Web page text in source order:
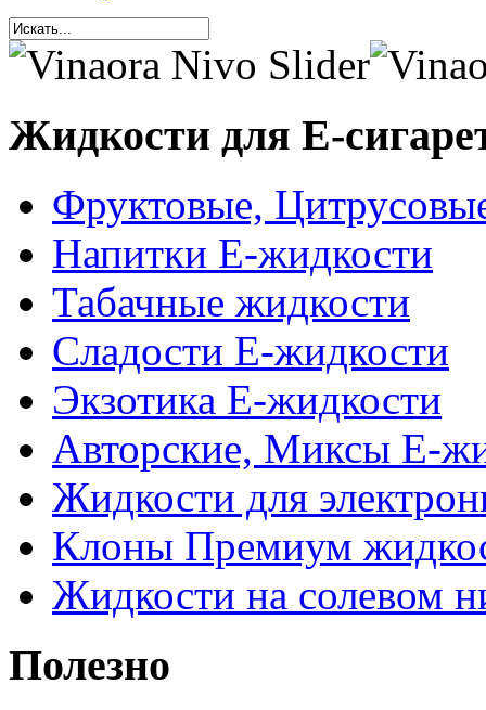
Жидкости для Е-
Фруктовые,
Напитки Е-жидкости
Табачные жидкости
Сладости Е-жидкости
Экзотика Е-жидкости
Авторские, Миксы Е-
Жидкости для
Клоны Премиум
Жидкости на солевом
Полезно